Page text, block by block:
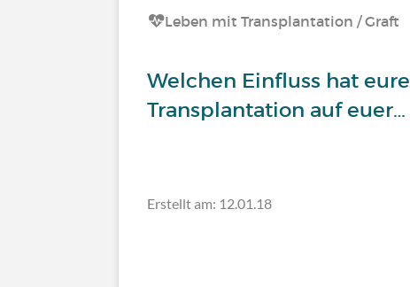
Leben mit Transplantation / Graft
Welchen Einfluss hat eure
Transplantation auf euer…
Erstellt am: 12.01.18